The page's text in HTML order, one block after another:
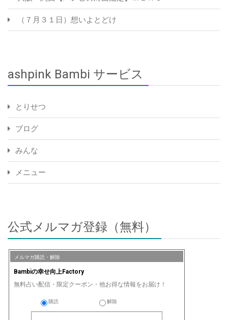
（７月３１日）想いよとどけ
ashpink Bambi サービス
とりせつ
ブログ
みんな
メニュー
公式メルマガ登録（無料）
メルマガ購読・解除
Bambiの幸せ向上Factory
無料占い配信・限定クーポン・他お得な情報をお届け！
購読 解除